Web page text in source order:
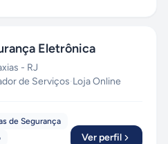
Eletrônica
- RJ
de Serviços·Loja Online
de Segurança
Ver perfil